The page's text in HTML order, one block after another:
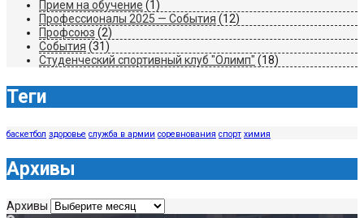
Прием на обучение (1)
Профессионалы 2025 — События (12)
Профсоюз (2)
События (31)
Студенческий спортивный клуб "Олимп" (18)
Теги
баскетбол здоровье служба в армии соревнования спорт химия
Архивы
Архивы